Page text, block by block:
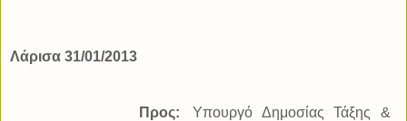
Λάρισα 31/01/2013
Προς:
Υπουργό Δημοσίας Τάξης &